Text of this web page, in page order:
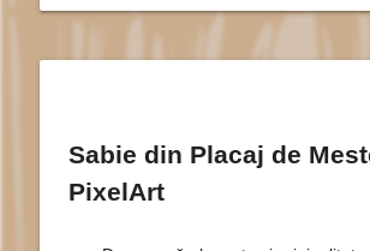
Sabie din Placaj de
PixelArt